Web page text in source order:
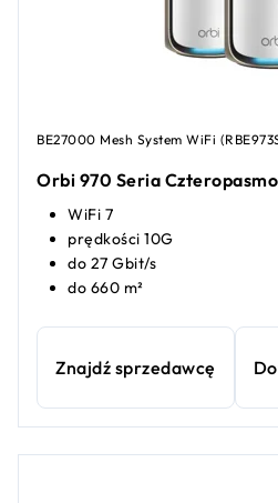
BE27000 Mesh System WiFi
Orbi 970 Seria
WiFi 7
prędkości 10G
do 27 Gbit/s
do 660 m²
Znajdź sprzedawcę